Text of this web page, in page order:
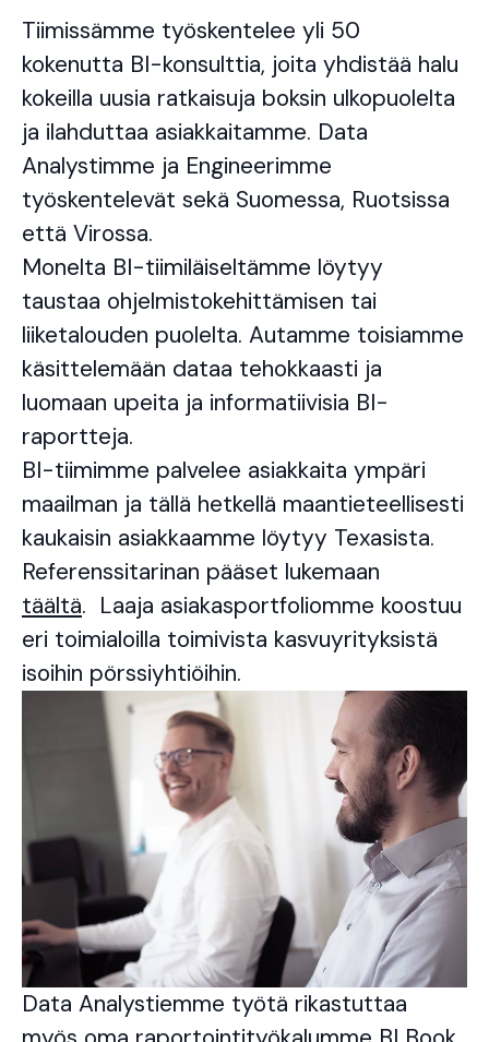
Tiimissämme työskentelee yli 50
kokenutta BI-konsulttia, joita yhdistää halu
kokeilla uusia ratkaisuja boksin ulkopuolelta
ja ilahduttaa asiakkaitamme. Data
Analystimme ja Engineerimme
työskentelevät sekä Suomessa, Ruotsissa
että Virossa.
Monelta BI-tiimiläiseltämme löytyy
taustaa ohjelmistokehittämisen tai
liiketalouden puolelta. Autamme toisiamme
käsittelemään dataa tehokkaasti ja
luomaan upeita ja informatiivisia BI-
raportteja.
BI-tiimimme palvelee asiakkaita ympäri
maailman ja tällä hetkellä maantieteellisesti
kaukaisin asiakkaamme löytyy Texasista.
Referenssitarinan pääset lukemaan
täältä. Laaja asiakasportfoliomme koostuu
eri toimialoilla toimivista kasvuyrityksistä
isoihin pörssiyhtiöihin.
Data Analystiemme työtä rikastuttaa